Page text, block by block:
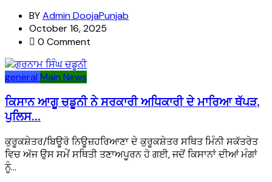
BYAdmin DoojaPunjab
October 16, 2025
0 Comment
general Main News
ਕਿਸਾਨ ਆਗੂ ਚਡੂਨੀ ਨੇ ਸਰਕਾਰੀ ਅਧਿਕਾਰੀ ਦੇ ਮਾਰਿਆ ਥੱਪੜ,
ਪੁਲਿਸ...
ਕੁਰੂਕਸ਼ੇਤਰ/ਬਿਊਰੋ ਨਿਊਜ਼ਹਰਿਆਣਾ ਦੇ ਕੁਰੂਕਸ਼ੇਤਰ ਸਥਿਤ ਮਿੰਨੀ ਸਕੱਤਰੇਤ
ਵਿਚ ਅੱਜ ਉਸ ਸਮੇਂ ਸਥਿਤੀ ਤਣਾਅਪੂਰਨ ਹੋ ਗਈ, ਜਦੋਂ ਕਿਸਾਨਾਂ ਦੀਆਂ ਮੰਗਾਂ
ਨੂੰ...